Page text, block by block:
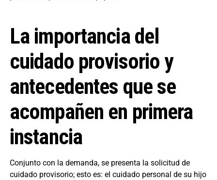
La importancia del
cuidado provisorio y
antecedentes que se
acompañen en primera
instancia
Conjunto con la demanda, se presenta la solicitud de
cuidado provisorio; esto es: el cuidado personal de su hijo